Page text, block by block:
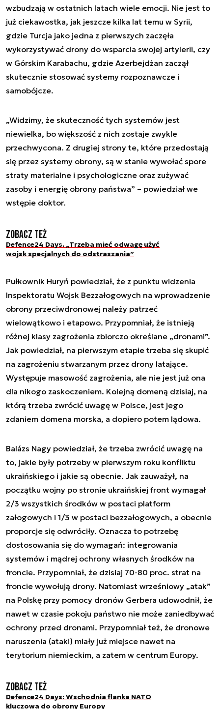
wzbudzają w ostatnich latach wiele emocji. Nie jest to
już ciekawostka, jak jeszcze kilka lat temu w Syrii,
gdzie Turcja jako jedna z pierwszych zaczęła
wykorzystywać drony do wsparcia swojej artylerii, czy
w Górskim Karabachu, gdzie Azerbejdżan zaczął
skutecznie stosować systemy rozpoznawcze i
samobójcze.
„Widzimy, że skuteczność tych systemów jest
niewielka, bo większość z nich zostaje zwykle
przechwycona. Z drugiej strony te, które przedostają
się przez systemy obrony, są w stanie wywołać spore
straty materialne i psychologiczne oraz zużywać
zasoby i energię obrony państwa” – powiedział we
wstępie doktor.
Zobacz też
Defence24 Days. „Trzeba mieć odwagę użyć
wojsk specjalnych do odstraszania”
Pułkownik Huryń powiedział, że z punktu widzenia
Inspektoratu Wojsk Bezzałogowych na wprowadzenie
obrony przeciwdronowej należy patrzeć
wielowątkowo i etapowo. Przypomniał, że istnieją
różnej klasy zagrożenia zbiorczo określane „dronami”.
Jak powiedział, na pierwszym etapie trzeba się skupić
na zagrożeniu stwarzanym przez drony latające.
Występuje masowość zagrożenia, ale nie jest już ona
dla nikogo zaskoczeniem. Kolejną domeną dzisiaj, na
którą trzeba zwrócić uwagę w Polsce, jest jego
zdaniem domena morska, a dopiero potem lądowa.
Balázs Nagy powiedział, że trzeba zwrócić uwagę na
to, jakie były potrzeby w pierwszym roku konfliktu
ukraińskiego i jakie są obecnie. Jak zauważył, na
początku wojny po stronie ukraińskiej front wymagał
2/3 wszystkich środków w postaci platform
załogowych i 1/3 w postaci bezzałogowych, a obecnie
proporcje się odwróciły. Oznacza to potrzebę
dostosowania się do wymagań: integrowania
systemów i mądrej ochrony własnych środków na
froncie. Przypomniał, że dzisiaj 70-80 proc. strat na
froncie wywołują drony. Natomiast wrześniowy „atak”
na Polskę przy pomocy dronów Gerbera udowodnił, że
nawet w czasie pokoju państwo nie może zaniedbywać
ochrony przed dronami. Przypomniał też, że dronowe
naruszenia (ataki) miały już miejsce nawet na
terytorium niemieckim, a zatem w centrum Europy.
Zobacz też
Defence24 Days: Wschodnia flanka NATO
kluczowa do obrony Europy